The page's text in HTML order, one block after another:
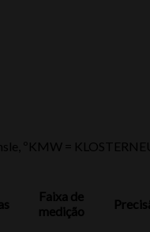
ºKMW =
Faixa de
medição